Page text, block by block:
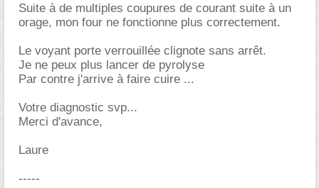
Suite à de multiples coupures de courant suite à un
orage, mon four ne fonctionne plus correctement.
Le voyant porte verrouillée clignote sans arrêt.
Je ne peux plus lancer de pyrolyse
Par contre j'arrive à faire cuire ...
Votre diagnostic svp...
Merci d'avance,
Laure
-----